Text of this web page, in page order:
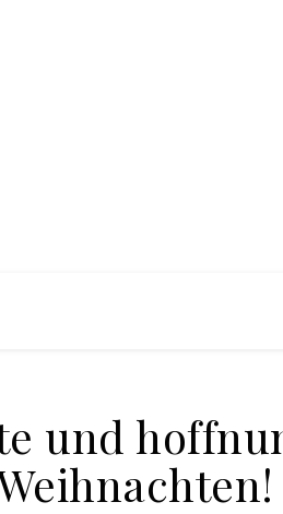
und